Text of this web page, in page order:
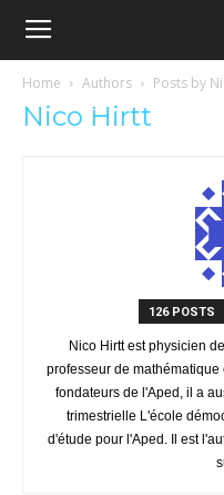
Ecole
démocratique
school
Tribunes Médiathèque
Home Authors Posts by
Nico Hirtt
126 POSTS
Nico Hirtt est physicien
professeur de
fondateurs de l'Aped, il a
trimestrielle L'école
d'étude pour l'Aped. Il est